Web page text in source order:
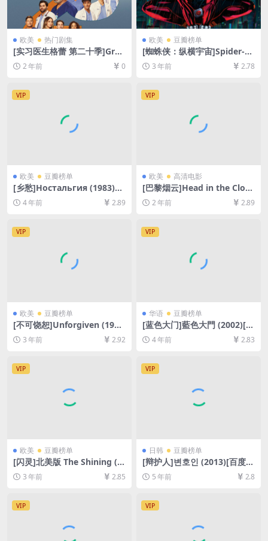
欧美 热门剧集
[实习医生格蕾 第二十季]Gre
y’s Anatomy Season 20 (20
24)[百度网盘+夸克网盘1080P
放/下载][MP4/18GB][奈飞官
方中字]
2 年前 0
欧美 豆瓣榜单
[蜘蛛侠：纵横宇宙]Spider-M
an: Across the Spider-Vers
e (2023)[百度网盘+迅雷云盘
8GB][中英字幕]
3 年前 2.78
VIP
欧美 豆瓣榜单
[乡愁]Ностальгия (1983)
[百度网盘+夸克网盘+迅雷云
盘资源1080P超清未删减][MP
4/8GB][中文字幕]
4 年前 2.89
VIP
欧美 高清电影
[巴黎烟云]Head in the Clou
ds (2004)[百度网盘+夸克网盘
1080P超清未删减资源][网盘
在线播放/下载][MP4/7.8GB]
[中英字幕]
2 年前 2.89
VIP
欧美 豆瓣榜单
[不可饶恕]Unforgiven (199
2)[百度网盘+夸克网盘1080P
超清未删减资源][网盘在线播
放/下载][MP4/8.4GB][中文字
幕]
3 年前 2.92
VIP
华语 豆瓣榜单
[蓝色大门]藍色大門 (2002)[百
度网盘+迅雷云盘资源1080P
超清未删减][MP4/3GB][中文
字幕]
4 年前 2.83
VIP
欧美 豆瓣榜单
[闪灵]北美版 The Shining (1
980)[百度网盘+夸克网盘+迅
雷云盘资源1080P超清未删减]
3 年前 2.85
VIP
日韩 豆瓣榜单
[辩护人]변호인 (2013)[百度网
盘+迅雷云盘资源1080P超清
未删减][MP4/8.2GB][韩语中
5 年前 2.8
VIP VIP